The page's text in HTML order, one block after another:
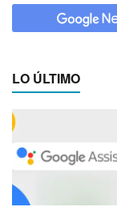
LO ÚLTIMO